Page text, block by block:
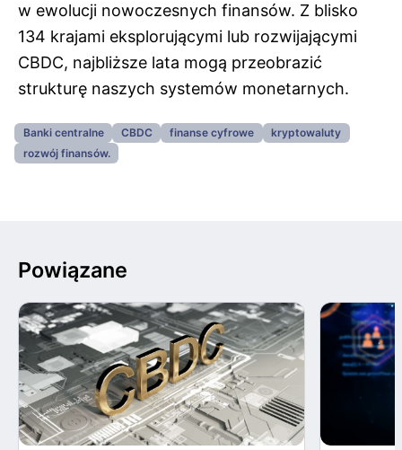
w ewolucji nowoczesnych finansów. Z blisko
134 krajami eksplorującymi lub rozwijającymi
CBDC, najbliższe lata mogą przeobrazić
strukturę naszych systemów monetarnych.
Banki centralne CBDC finanse cyfrowe
kryptowaluty
rozwój finansów.
Powiązane